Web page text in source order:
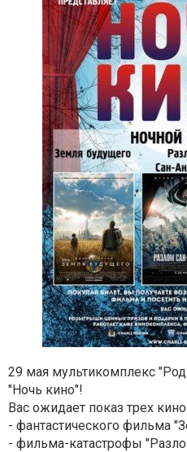
29 мая мультикомплекс
"Ночь кино"!
Вас ожидает показ трех
- фантастического фильма
- фильма-катастрофы